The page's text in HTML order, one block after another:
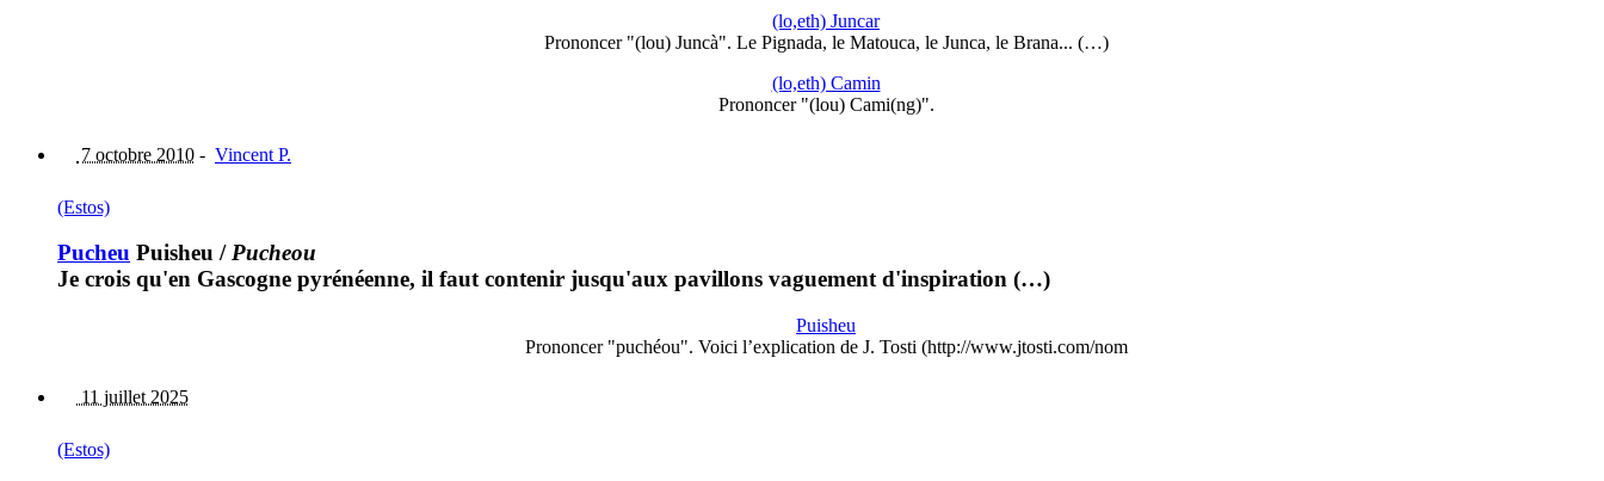
(lo,eth) Juncar
Prononcer "(lou) Juncà". Le Pignada, le Matouca, le Junca, le Brana... (…)
(lo,eth) Camin
Prononcer "(lou) Cami(ng)".
7 octobre 2010 - Vincent P.
(Estos)
Pucheu Puisheu /Pucheou
Je crois qu'en Gascogne pyrénéenne, il faut contenir jusqu'aux pavillons vaguement d'inspiration (…)
Puisheu
Prononcer "puchéou". Voici l’explication de J. Tosti (http://www.jtosti.com/nom
11 juillet 2025
(Estos)